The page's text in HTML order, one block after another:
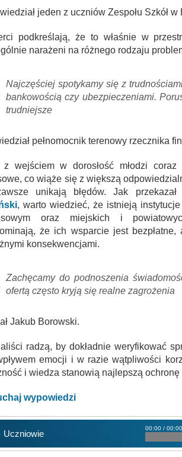
jeden z uczniów Zespołu Szkół w
podkreślają, że to właśnie w
narażeni na różnego rodzaju
Najczęściej spotykamy się z
bankowością czy ubezpieczeniami.
trudniejsze
pełnomocnik terenowy rzecznika
z wejściem w dorosłość młodzi
co wiąże się z większą
unikają błędów. Jak
, warto wiedzieć, że istnieją
oraz miejskich i
że ich wsparcie jest
konsekwencjami.
Zachęcamy do podnoszenia
ofertą często kryją się realne zagrożenia
Jakub Borowski.
radzą, by dokładnie weryfikować
emocji i w razie wątpliwości
i wiedza stanowią najlepszą
wypowiedzi
Uczniowie
00:00 / 00:00